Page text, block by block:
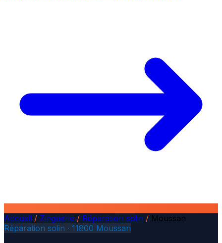
Accueil / Zinguerie / Réparation solin / Moussan
Réparation solin · 11800 Moussan